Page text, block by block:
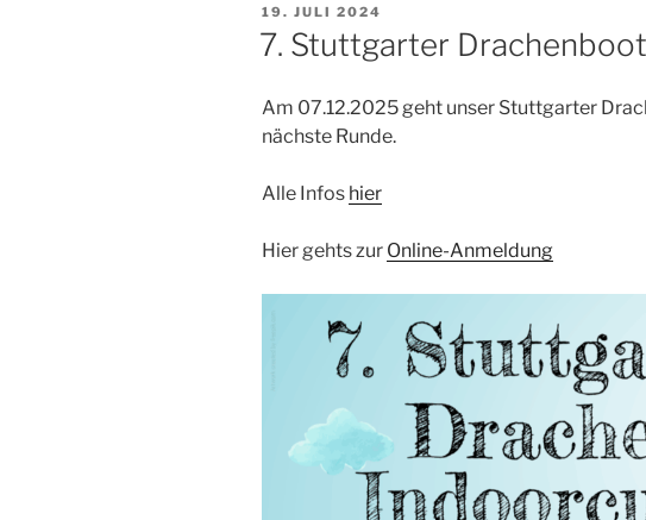
VERÖFFENTLICHT
AM
19. JULI 2024
7. Stuttgarter
Am 07.12.2025 geht unser Stuttgarter
nächste Runde.
Alle Infos hier
Hier gehts zur Online-Anmeldung